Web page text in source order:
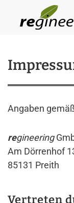
Skip to
Angaben
regineering
Am Dörrenhof
85131 Preith
Vertreten